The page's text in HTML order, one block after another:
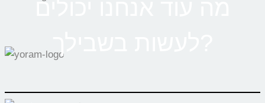
מה עוד אנחנו יכולים